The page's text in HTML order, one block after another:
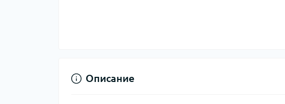
Описание